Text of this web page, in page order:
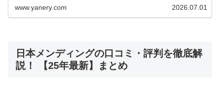
www.yanery.com 2026.07.01
日本メンディングの口コミ・評判を徹底解
説！ 【25年最新】まとめ